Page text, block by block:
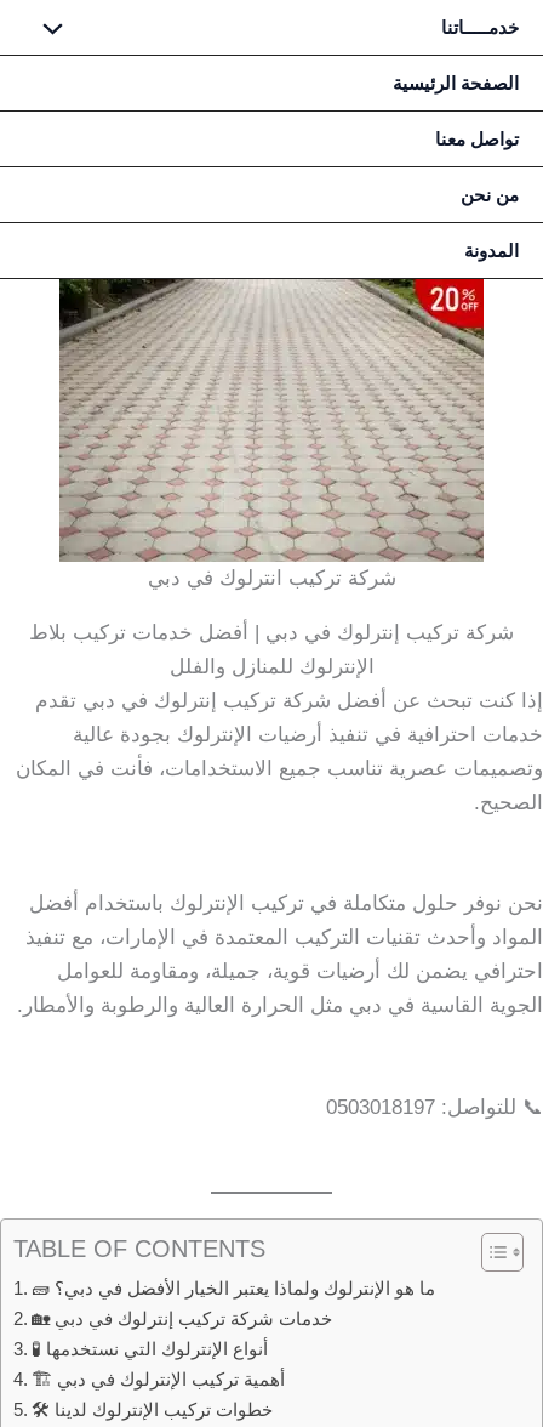
إلى
المحتوى
خدمـــــاتنا
الصفحة الرئيسية
تواصل معنا
من نحن
المدونة
شركة تركيب انترلوك في دبي
شركة تركيب إنترلوك في دبي | أفضل خدمات تركيب بلاط
الإنترلوك للمنازل والفلل
إذا كنت تبحث عن أفضل شركة تركيب إنترلوك في دبي تقدم
خدمات احترافية في تنفيذ أرضيات الإنترلوك بجودة عالية
وتصميمات عصرية تناسب جميع الاستخدامات، فأنت في المكان
الصحيح.
نحن نوفر حلول متكاملة في تركيب الإنترلوك باستخدام أفضل
المواد وأحدث تقنيات التركيب المعتمدة في الإمارات، مع تنفيذ
احترافي يضمن لك أرضيات قوية، جميلة، ومقاومة للعوامل
الجوية القاسية في دبي مثل الحرارة العالية والرطوبة والأمطار.
📞 للتواصل: 0503018197
TABLE OF CONTENTS
🧱 ما هو الإنترلوك ولماذا يعتبر الخيار الأفضل في دبي؟
🏡 خدمات شركة تركيب إنترلوك في دبي
🧪 أنواع الإنترلوك التي نستخدمها
🏗️ أهمية تركيب الإنترلوك في دبي
🛠️ خطوات تركيب الإنترلوك لدينا